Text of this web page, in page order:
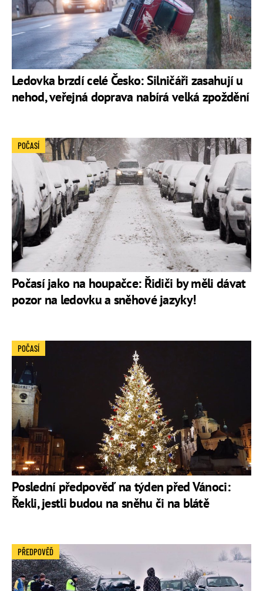
Ledovka brzdí celé Česko: Silničáři zasahují u
nehod, veřejná doprava nabírá velká zpoždění
Počasí jako na houpačce: Řidiči by měli dávat
pozor na ledovku a sněhové jazyky!
POČASÍ
Poslední předpověď na týden před Vánoci:
Řekli, jestli budou na sněhu či na blátě
POČASÍ
PŘEDPOVĚĎ